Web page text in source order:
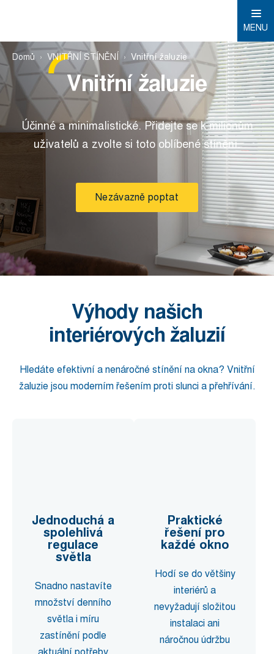
MENU
Domů VNITŘNÍ STÍNĚNÍ Vnitřní žaluzie
Vnitřní žaluzie
Účinné a minimalistické. Přidejte se k milionům
uživatelů a zvolte si toto oblíbené stínění.
Nezávazně poptat
Výhody našich
interiérových žaluzií
Hledáte efektivní a nenáročné stínění na okna? Vnitřní
žaluzie jsou moderním řešením proti slunci a přehřívání.
Jednoduchá a
spolehlivá
regulace
světla
Snadno nastavíte
množství denního
světla i míru
zastínění podle
Praktické
řešení pro
každé okno
Hodí se do většiny
interiérů a
nevyžadují složitou
instalaci ani
náročnou údržbu